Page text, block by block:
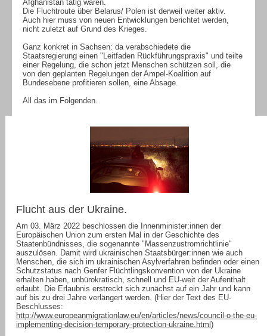
Afghanistan tätig waren.
Die Fluchtroute über Belarus/ Polen ist derweil weiter aktiv.
Auch hier muss von neuen Entwicklungen berichtet werden,
nicht zuletzt auf Grund des Krieges.
Ganz konkret in Sachsen: da verabschiedete die
Staatsregierung einen "Leitfaden Rückführungspraxis" und teilte
einer Regelung, die schon jetzt Menschen schützen soll, die
von den geplanten Regelungen der Ampel-Koalition auf
Bundesebene profitieren sollen, eine Absage.
All das im Folgenden.
Flucht aus der Ukraine.
Am 03. März 2022 beschlossen die Innenminister:innen der
Europäischen Union zum ersten Mal in der Geschichte des
Staatenbündnisses, die sogenannte "Massenzustromrichtlinie"
auszulösen. Damit wird ukrainischen Staatsbürger:innen wie auch
Menschen, die sich im ukrainischen Asylverfahren befinden oder einen
Schutzstatus nach Genfer Flüchtlingskonvention von der Ukraine
erhalten haben, unbürokratisch, schnell und EU-weit der Aufenthalt
erlaubt. Die Erlaubnis erstreckt sich zunächst auf ein Jahr und kann
auf bis zu drei Jahre verlängert werden. (Hier der Text des EU-
Beschlusses:
http://www.europeanmigrationlaw.eu/en/articles/news/council-o-the-eu-
implementing-decision-temporary-protection-ukraine.html )